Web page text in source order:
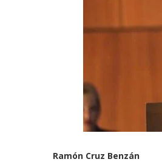
Ramón Cruz Benzán